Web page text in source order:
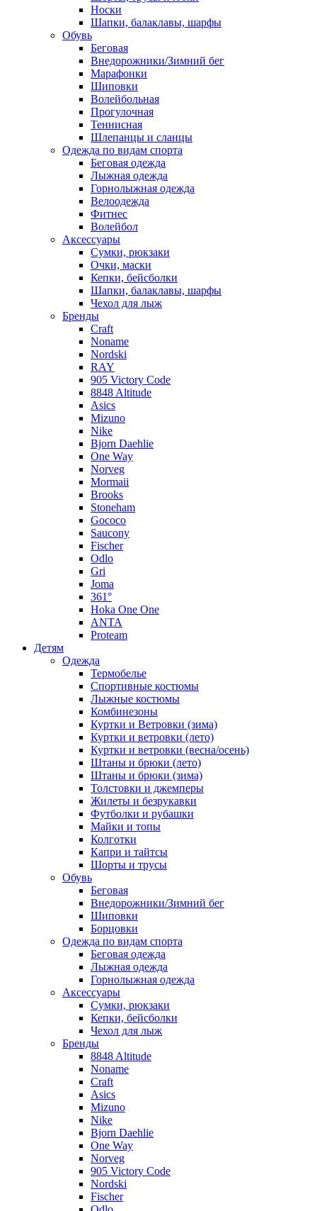
Носки
Шапки, балаклавы, шарфы
Обувь
Беговая
Внедорожники/Зимний бег
Марафонки
Шиповки
Волейбольная
Прогулочная
Теннисная
Шлепанцы и сланцы
Одежда по видам спорта
Беговая одежда
Лыжная одежда
Горнолыжная одежда
Велоодежда
Фитнес
Волейбол
Аксессуары
Сумки, рюкзаки
Очки, маски
Кепки, бейсболки
Шапки, балаклавы, шарфы
Чехол для лыж
Бренды
Craft
Noname
Nordski
RAY
905 Victory Code
8848 Altitude
Asics
Mizuno
Nike
Bjorn Daehlie
One Way
Norveg
Mormaii
Brooks
Stoneham
Gococo
Saucony
Fischer
Odlo
Gri
Joma
361°
Hoka One One
ANTA
Proteam
Детям
Одежда
Термобелье
Спортивные костюмы
Лыжные костюмы
Комбинезоны
Куртки и Ветровки (зима)
Куртки и ветровки (лето)
Куртки и ветровки (весна/осень)
Штаны и брюки (лето)
Штаны и брюки (зима)
Толстовки и джемперы
Жилеты и безрукавки
Футболки и рубашки
Майки и топы
Колготки
Капри и тайтсы
Шорты и трусы
Обувь
Беговая
Внедорожники/Зимний бег
Шиповки
Борцовки
Одежда по видам спорта
Беговая одежда
Лыжная одежда
Горнолыжная одежда
Аксессуары
Сумки, рюкзаки
Кепки, бейсболки
Чехол для лыж
Бренды
8848 Altitude
Noname
Craft
Asics
Mizuno
Nike
Bjorn Daehlie
One Way
Norveg
905 Victory Code
Nordski
Fischer